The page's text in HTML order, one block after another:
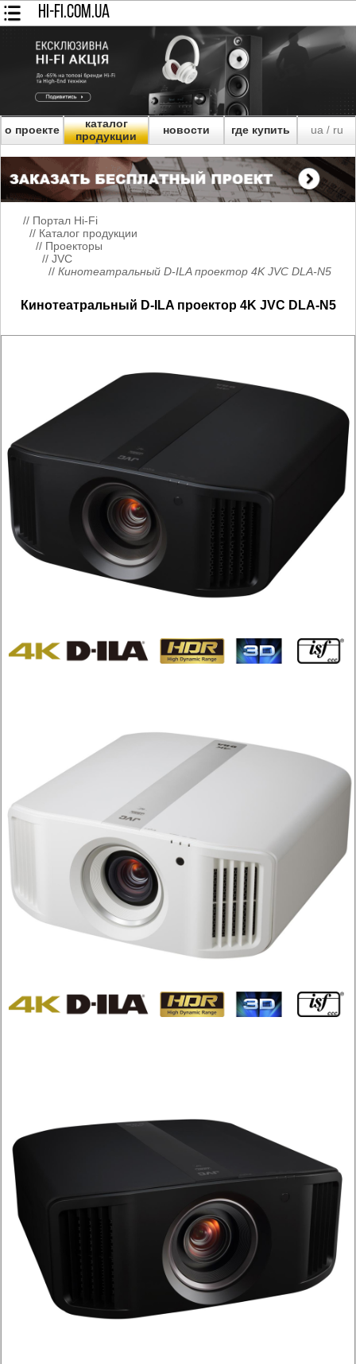
HI-FI.COM.UA
о проекте
каталог
продукции
новости где купить ua/ ru
// Портал Hi-Fi
// Каталог продукции
// Проекторы
// JVC
// Кинотеатральный D-ILA проектор 4K JVC DLA-N5
Кинотеатральный D-ILA проектор 4K JVC DLA-N5